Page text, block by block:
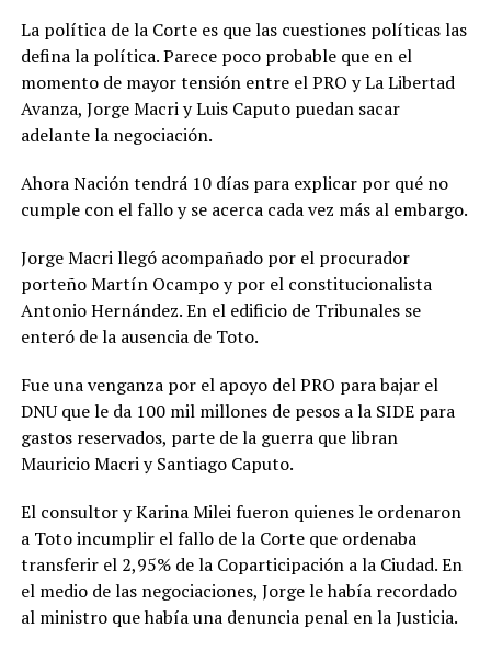
La política de la Corte es que las cuestiones políticas las
defina la política. Parece poco probable que en el
momento de mayor tensión entre el PRO y La Libertad
Avanza, Jorge Macri y Luis Caputo puedan sacar
adelante la negociación.
Ahora Nación tendrá 10 días para explicar por qué no
cumple con el fallo y se acerca cada vez más al embargo.
Jorge Macri llegó acompañado por el procurador
porteño Martín Ocampo y por el constitucionalista
Antonio Hernández. En el edificio de Tribunales se
enteró de la ausencia de Toto.
Fue una venganza por el apoyo del PRO para bajar el
DNU que le da 100 mil millones de pesos a la SIDE para
gastos reservados, parte de la guerra que libran
Mauricio Macri y Santiago Caputo.
El consultor y Karina Milei fueron quienes le ordenaron
a Toto incumplir el fallo de la Corte que ordenaba
transferir el 2,95% de la Coparticipación a la Ciudad. En
el medio de las negociaciones, Jorge le había recordado
al ministro que había una denuncia penal en la Justicia.